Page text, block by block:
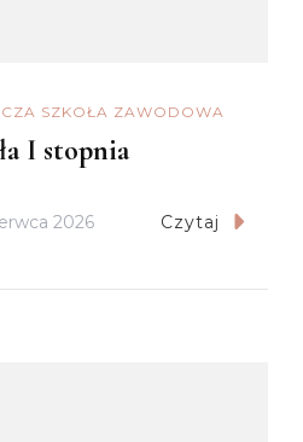
SZKOŁA ZAWODOWA
I stopnia
2026 Czytaj